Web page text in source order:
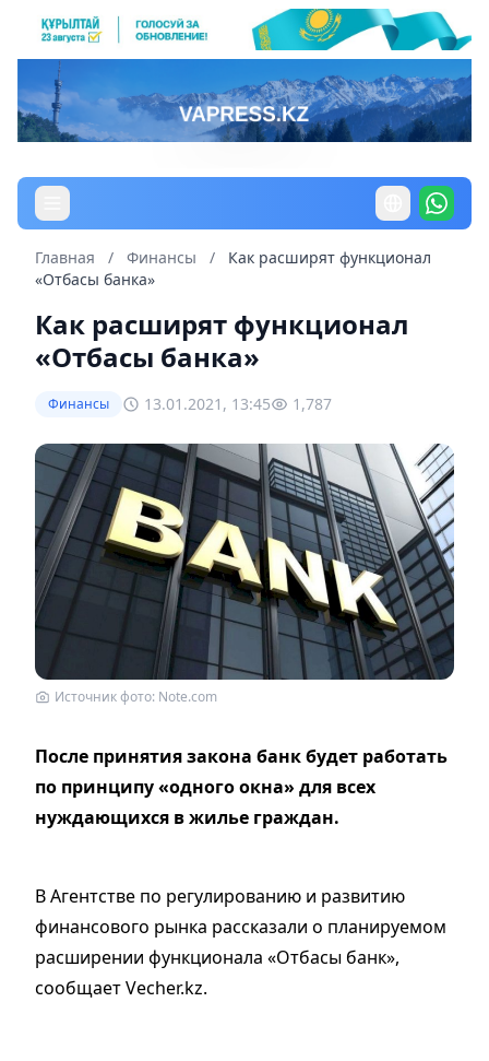
Главная / Финансы /
Как расширят функционал
«Отбасы банка»
Как расширят функционал
«Отбасы банка»
Финансы 13.01.2021, 13:45 1,787
Источник фото: Note.com
После принятия закона банк будет работать
по принципу «одного окна» для всех
нуждающихся в жилье граждан.
В Агентстве по регулированию и развитию
финансового рынка рассказали о планируемом
расширении функционала «Отбасы банк»,
сообщает Vecher.kz.